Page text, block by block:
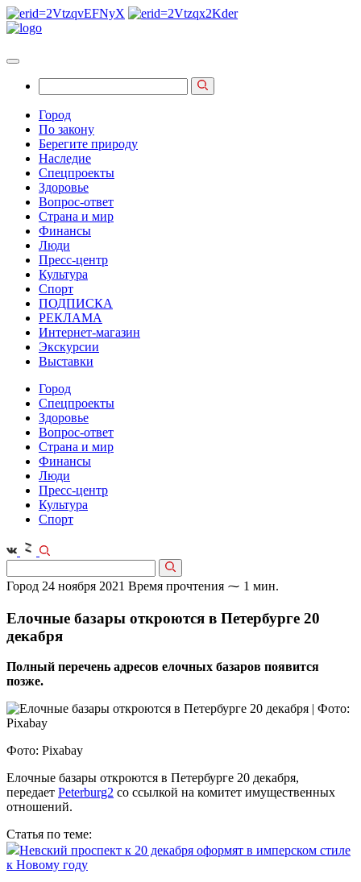
Город
По закону
Берегите природу
Наследие
Спецпроекты
Здоровье
Вопрос-ответ
Страна и мир
Финансы
Люди
Пресс-центр
Культура
Спорт
ПОДПИСКА
РЕКЛАМА
Интернет-магазин
Экскурсии
Выставки
Город
Спецпроекты
Здоровье
Вопрос-ответ
Страна и мир
Финансы
Люди
Пресс-центр
Культура
Спорт
Город 24 ноября 2021 Время прочтения ⁓ 1 мин.
Елочные базары откроются в Петербурге 20
декабря
Полный перечень адресов елочных базаров появится
позже.
Фото: Pixabay
Елочные базары откроются в Петербурге 20 декабря,
передает Peterburg2 со ссылкой на комитет имущественных
отношений.
Статья по теме:
Невский проспект к 20 декабря оформят в имперском стиле
к Новому году